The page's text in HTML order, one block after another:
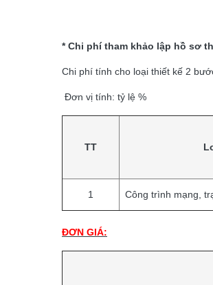
* Chi phí tham khảo lập hồ sơ
Chi phí tính cho loại thiết kế 2
Đơn vị tính: tỷ lệ %
TT
1 Công trình mạng,
ĐƠN GIÁ: